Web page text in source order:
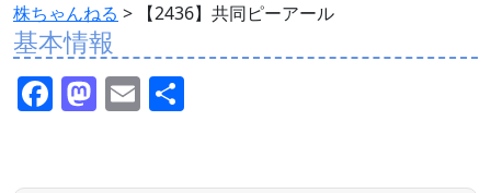
株ちゃんねる > 【2436】共同ピーアール
基本情報
F M E